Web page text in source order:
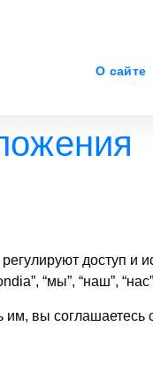
О сайте
доступ и
“мы”, “наш”,
им, вы